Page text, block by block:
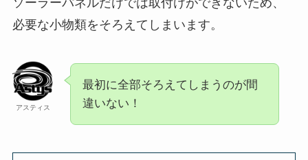
ソーラーパネルだけでは取付けができないため、
必要な小物類をそろえてしまいます。
アスティス
最初に全部そろえてしまうのが間
違いない！